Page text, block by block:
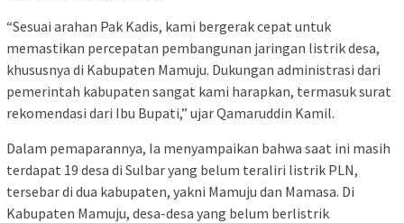
“Sesuai arahan Pak Kadis, kami bergerak cepat untuk
memastikan percepatan pembangunan jaringan listrik desa,
khususnya di Kabupaten Mamuju. Dukungan administrasi dari
pemerintah kabupaten sangat kami harapkan, termasuk surat
rekomendasi dari Ibu Bupati,” ujar Qamaruddin Kamil.
Dalam pemaparannya, Ia menyampaikan bahwa saat ini masih
terdapat 19 desa di Sulbar yang belum teraliri listrik PLN,
tersebar di dua kabupaten, yakni Mamuju dan Mamasa. Di
Kabupaten Mamuju, desa-desa yang belum berlistrik